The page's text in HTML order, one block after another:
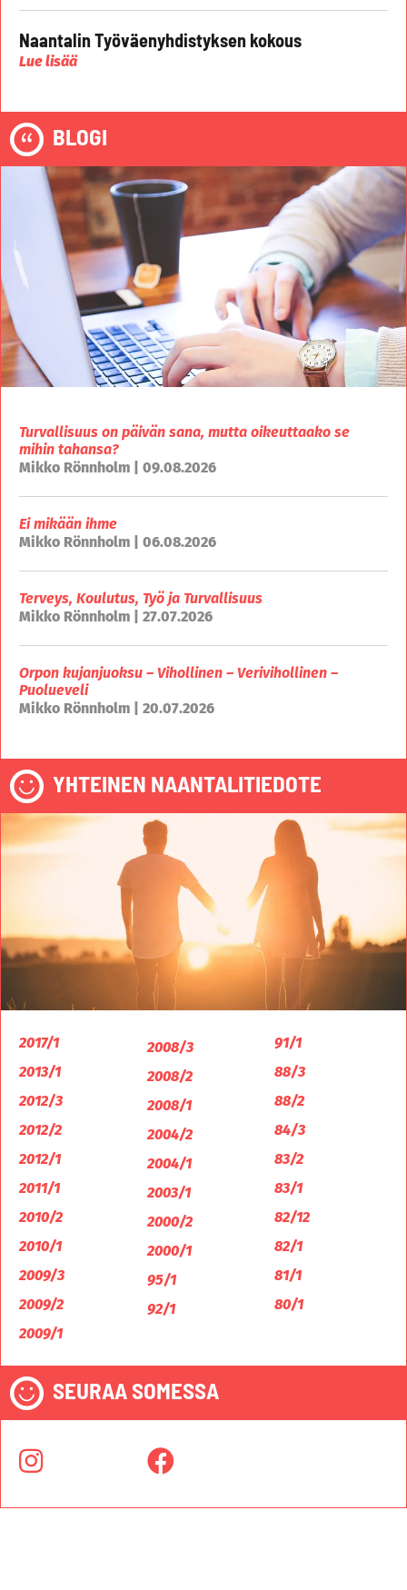
Naantalin Työväenyhdistyksen kokous
Lue lisää
BLOGI
Turvallisuus on päivän sana, mutta oikeuttaako se
mihin tahansa?
Mikko Rönnholm | 09.08.2026
Ei mikään ihme
Mikko Rönnholm | 06.08.2026
Terveys, Koulutus, Työ ja Turvallisuus
Mikko Rönnholm | 27.07.2026
Orpon kujanjuoksu – Vihollinen – Verivihollinen –
Puolueveli
Mikko Rönnholm | 20.07.2026
YHTEINEN NAANTALITIEDOTE
2017/1
2013/1
2012/3
2012/2
2012/1
2011/1
2010/2
2010/1
2009/3
2009/2
2009/1
2008/3
2008/2
2008/1
2004/2
2004/1
2003/1
2000/2
2000/1
95/1
92/1
91/1
88/3
88/2
84/3
83/2
83/1
82/12
82/1
81/1
80/1
SEURAA SOMESSA